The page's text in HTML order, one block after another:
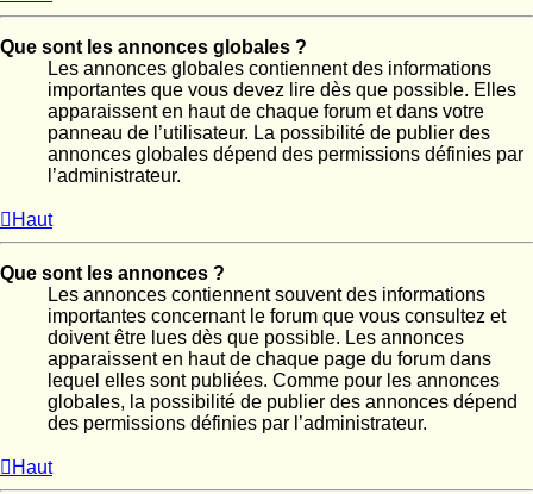
Que sont les annonces globales ?
Les annonces globales contiennent des informations
importantes que vous devez lire dès que possible. Elles
apparaissent en haut de chaque forum et dans votre
panneau de l’utilisateur. La possibilité de publier des
annonces globales dépend des permissions définies par
l’administrateur.
Haut
Que sont les annonces ?
Les annonces contiennent souvent des informations
importantes concernant le forum que vous consultez et
doivent être lues dès que possible. Les annonces
apparaissent en haut de chaque page du forum dans
lequel elles sont publiées. Comme pour les annonces
globales, la possibilité de publier des annonces dépend
des permissions définies par l’administrateur.
Haut